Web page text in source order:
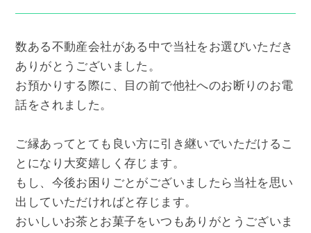
数ある不動産会社がある中で当社をお選びいただき
ありがとうございました。
お預かりする際に、目の前で他社へのお断りのお電
話をされました。
ご縁あってとても良い方に引き継いでいただけるこ
とになり大変嬉しく存じます。
もし、今後お困りごとがございましたら当社を思い
出していただければと存じます。
おいしいお茶とお菓子をいつもありがとうございま